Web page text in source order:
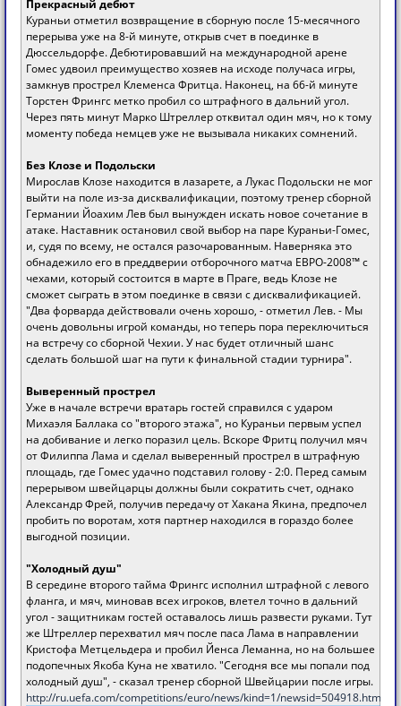
Прекрасный дебют
Кураньи отметил возвращение в сборную после 15-месячного
перерыва уже на 8-й минуте, открыв счет в поединке в
Дюссельдорфе. Дебютировавший на международной арене
Гомес удвоил преимущество хозяев на исходе получаса игры,
замкнув прострел Клеменса Фритца. Наконец, на 66-й минуте
Торстен Фрингс метко пробил со штрафного в дальний угол.
Через пять минут Марко Штреллер отквитал один мяч, но к тому
моменту победа немцев уже не вызывала никаких сомнений.
Без Клозе и Подольски
Мирослав Клозе находится в лазарете, а Лукас Подольски не мог
выйти на поле из-за дисквалификации, поэтому тренер сборной
Германии Йоахим Лев был вынужден искать новое сочетание в
атаке. Наставник остановил свой выбор на паре Кураньи-Гомес,
и, судя по всему, не остался разочарованным. Наверняка это
обнадежило его в преддверии отборочного матча ЕВРО-2008™ с
чехами, который состоится в марте в Праге, ведь Клозе не
сможет сыграть в этом поединке в связи с дисквалификацией.
"Два форварда действовали очень хорошо, - отметил Лев. - Мы
очень довольны игрой команды, но теперь пора переключиться
на встречу со сборной Чехии. У нас будет отличный шанс
сделать большой шаг на пути к финальной стадии турнира".
Выверенный прострел
Уже в начале встречи вратарь гостей справился с ударом
Михаэля Баллака со "второго этажа", но Кураньи первым успел
на добивание и легко поразил цель. Вскоре Фритц получил мяч
от Филиппа Лама и сделал выверенный прострел в штрафную
площадь, где Гомес удачно подставил голову - 2:0. Перед самым
перерывом швейцарцы должны были сократить счет, однако
Александр Фрей, получив передачу от Хакана Якина, предпочел
пробить по воротам, хотя партнер находился в гораздо более
выгодной позиции.
"Холодный душ"
В середине второго тайма Фрингс исполнил штрафной с левого
фланга, и мяч, миновав всех игроков, влетел точно в дальний
угол - защитникам гостей оставалось лишь развести руками. Тут
же Штреллер перехватил мяч после паса Лама в направлении
Кристофа Метцельдера и пробил Йенса Леманна, но на большее
подопечных Якоба Куна не хватило. "Сегодня все мы попали под
холодный душ", - сказал тренер сборной Швейцарии после игры.
http://ru.uefa.com/competitions/euro/news/kind=1/newsid=504918.html